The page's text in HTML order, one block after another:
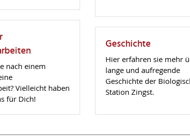
nach einem
Vielleicht haben
für Dich!
Geschichte
Hier erfahren sie mehr
lange und aufregende
Geschichte der
Station Zingst.